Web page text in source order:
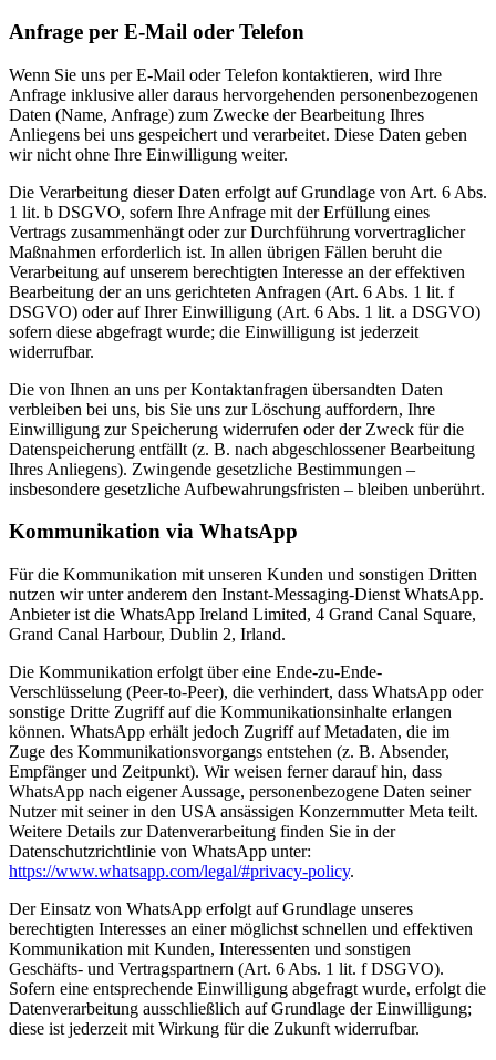
Anfrage per E-Mail oder Telefon
Wenn Sie uns per E-Mail oder Telefon kontaktieren, wird Ihre
Anfrage inklusive aller daraus hervorgehenden personenbezogenen
Daten (Name, Anfrage) zum Zwecke der Bearbeitung Ihres
Anliegens bei uns gespeichert und verarbeitet. Diese Daten geben
wir nicht ohne Ihre Einwilligung weiter.
Die Verarbeitung dieser Daten erfolgt auf Grundlage von Art. 6 Abs.
1 lit. b DSGVO, sofern Ihre Anfrage mit der Erfüllung eines
Vertrags zusammenhängt oder zur Durchführung vorvertraglicher
Maßnahmen erforderlich ist. In allen übrigen Fällen beruht die
Verarbeitung auf unserem berechtigten Interesse an der effektiven
Bearbeitung der an uns gerichteten Anfragen (Art. 6 Abs. 1 lit. f
DSGVO) oder auf Ihrer Einwilligung (Art. 6 Abs. 1 lit. a DSGVO)
sofern diese abgefragt wurde; die Einwilligung ist jederzeit
widerrufbar.
Die von Ihnen an uns per Kontaktanfragen übersandten Daten
verbleiben bei uns, bis Sie uns zur Löschung auffordern, Ihre
Einwilligung zur Speicherung widerrufen oder der Zweck für die
Datenspeicherung entfällt (z. B. nach abgeschlossener Bearbeitung
Ihres Anliegens). Zwingende gesetzliche Bestimmungen –
insbesondere gesetzliche Aufbewahrungsfristen – bleiben unberührt.
Kommunikation via WhatsApp
Für die Kommunikation mit unseren Kunden und sonstigen Dritten
nutzen wir unter anderem den Instant-Messaging-Dienst WhatsApp.
Anbieter ist die WhatsApp Ireland Limited, 4 Grand Canal Square,
Grand Canal Harbour, Dublin 2, Irland.
Die Kommunikation erfolgt über eine Ende-zu-Ende-
Verschlüsselung (Peer-to-Peer), die verhindert, dass WhatsApp oder
sonstige Dritte Zugriff auf die Kommunikationsinhalte erlangen
können. WhatsApp erhält jedoch Zugriff auf Metadaten, die im
Zuge des Kommunikationsvorgangs entstehen (z. B. Absender,
Empfänger und Zeitpunkt). Wir weisen ferner darauf hin, dass
WhatsApp nach eigener Aussage, personenbezogene Daten seiner
Nutzer mit seiner in den USA ansässigen Konzernmutter Meta teilt.
Weitere Details zur Datenverarbeitung finden Sie in der
Datenschutzrichtlinie von WhatsApp unter:
https://www.whatsapp.com/legal/#privacy-policy.
Der Einsatz von WhatsApp erfolgt auf Grundlage unseres
berechtigten Interesses an einer möglichst schnellen und effektiven
Kommunikation mit Kunden, Interessenten und sonstigen
Geschäfts- und Vertragspartnern (Art. 6 Abs. 1 lit. f DSGVO).
Sofern eine entsprechende Einwilligung abgefragt wurde, erfolgt die
Datenverarbeitung ausschließlich auf Grundlage der Einwilligung;
diese ist jederzeit mit Wirkung für die Zukunft widerrufbar.